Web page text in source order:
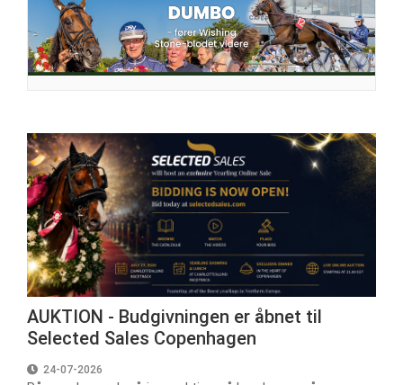
AUKTION - Budgivningen er åbnet til
Selected Sales Copenhagen
24-07-2026